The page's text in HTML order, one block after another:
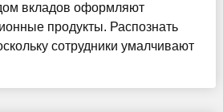
вкладов оформляют
продукты. Распознать
сотрудники умалчивают